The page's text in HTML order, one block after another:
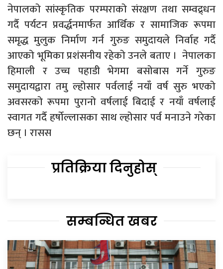
नेपालको सांस्कृतिक परम्पराको संरक्षण तथा सम्वद्र्धन
गर्दै पर्यटन प्रवर्द्धनमार्फत आर्थिक र सामाजिक रूपमा
समृद्ध मुलुक निर्माण गर्न गुरुङ समुदायले निर्वाह गर्दै
आएको भूमिका प्रशंसनीय रहेको उनले बताए । नेपालका
हिमाली र उच्च पहाडी भेगमा बसोबास गर्ने गुरुङ
समुदायद्वारा तमु ल्होसार पर्वलाई नयाँ वर्ष सुरु भएको
अवसरको रूपमा पुरानो वर्षलाई बिदाई र नयाँ वर्षलाई
स्वागत गर्दै हर्षोल्लासका साथ ल्होसार पर्व मनाउने गरेका
छन् । रासस
प्रतिक्रिया दिनुहोस्
सम्बन्धित खबर